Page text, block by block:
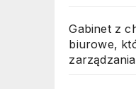
Gabinet z
biurowe,